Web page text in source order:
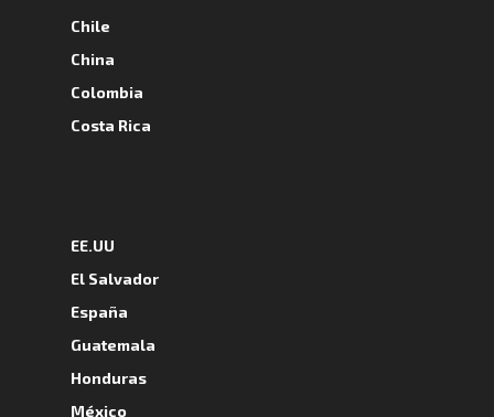
Chile
China
Colombia
Costa Rica
EE.UU
El Salvador
España
Guatemala
Honduras
México